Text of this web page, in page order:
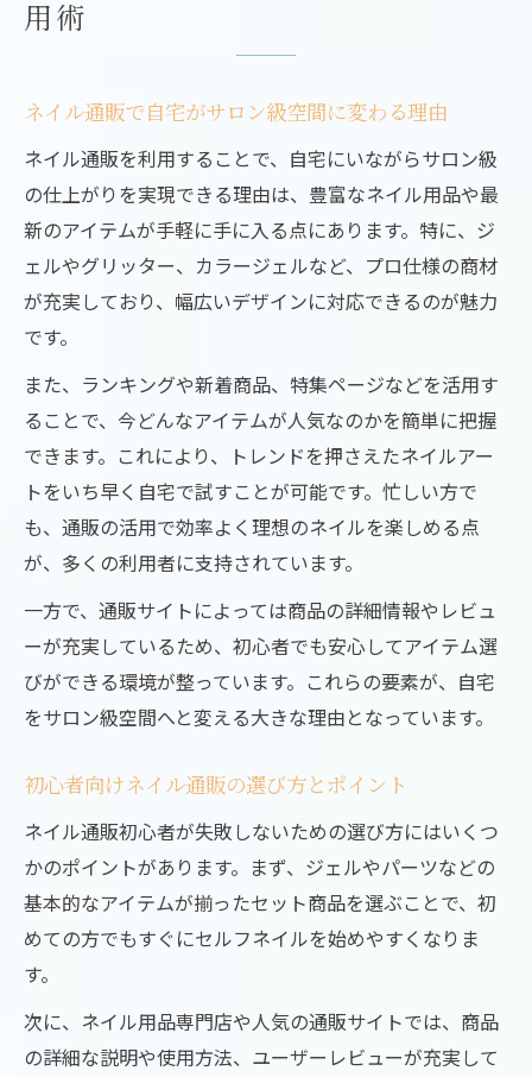
由
ネイル通販で旬のアートをすぐに取り入れ
る方法
豊富なネイルパーツ通販でデザインの幅が
広がる
ジェルネイル通販おすすめアイテムの魅力
最新ネイルトレンドも通販なら即チェック
可能
安いネイル用品通販でおしゃれアートに挑
戦
今注目のネイル通販トレンドアイテム徹底解説
ジェルネイル通販で見つかる話題の新作特
集
人気ネイルパーツ通販で流行デザインを先
取り
おしゃれ女子が注目のネイル通販おすすめ
安いネイル用品通販で流行アイテムをまと
め買い
通販限定ネイルアイテムで個性を演出する
コツ
セルフネイル派が選ぶ通販おすすめ活用ポイン
ネイル通販でセルフ派に人気の便利アイテ
ムとは
用術
ネイル通販で自宅がサロン級空間に変わる理由
ネイル通販を利用することで、自宅にいながらサロン級
の仕上がりを実現できる理由は、豊富なネイル用品や最
新のアイテムが手軽に手に入る点にあります。特に、ジ
ェルやグリッター、カラージェルなど、プロ仕様の商材
が充実しており、幅広いデザインに対応できるのが魅力
です。
また、ランキングや新着商品、特集ページなどを活用す
ることで、今どんなアイテムが人気なのかを簡単に把握
できます。これにより、トレンドを押さえたネイルアー
トをいち早く自宅で試すことが可能です。忙しい方で
も、通販の活用で効率よく理想のネイルを楽しめる点
が、多くの利用者に支持されています。
一方で、通販サイトによっては商品の詳細情報やレビュ
ーが充実しているため、初心者でも安心してアイテム選
びができる環境が整っています。これらの要素が、自宅
をサロン級空間へと変える大きな理由となっています。
初心者向けネイル通販の選び方とポイント
ネイル通販初心者が失敗しないための選び方にはいくつ
かのポイントがあります。まず、ジェルやパーツなどの
基本的なアイテムが揃ったセット商品を選ぶことで、初
めての方でもすぐにセルフネイルを始めやすくなりま
す。
次に、ネイル用品専門店や人気の通販サイトでは、商品
の詳細な説明や使用方法、ユーザーレビューが充実して